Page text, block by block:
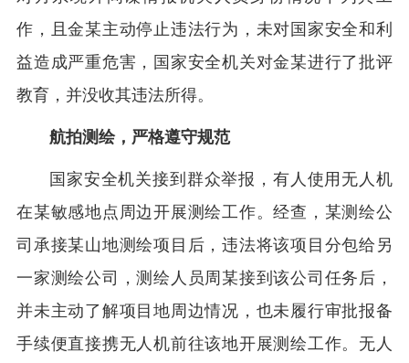
作，且金某主动停止违法行为，未对国家安全和利
益造成严重危害，国家安全机关对金某进行了批评
教育，并没收其违法所得。
航拍测绘，严格遵守规范
国家安全机关接到群众举报，有人使用无人机
在某敏感地点周边开展测绘工作。经查，某测绘公
司承接某山地测绘项目后，违法将该项目分包给另
一家测绘公司，测绘人员周某接到该公司任务后，
并未主动了解项目地周边情况，也未履行审批报备
手续便直接携无人机前往该地开展测绘工作。无人